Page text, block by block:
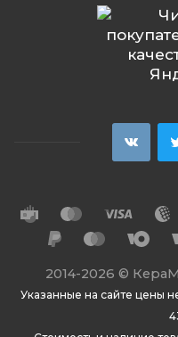
2014-2026 ©
Указанные на сайте цены